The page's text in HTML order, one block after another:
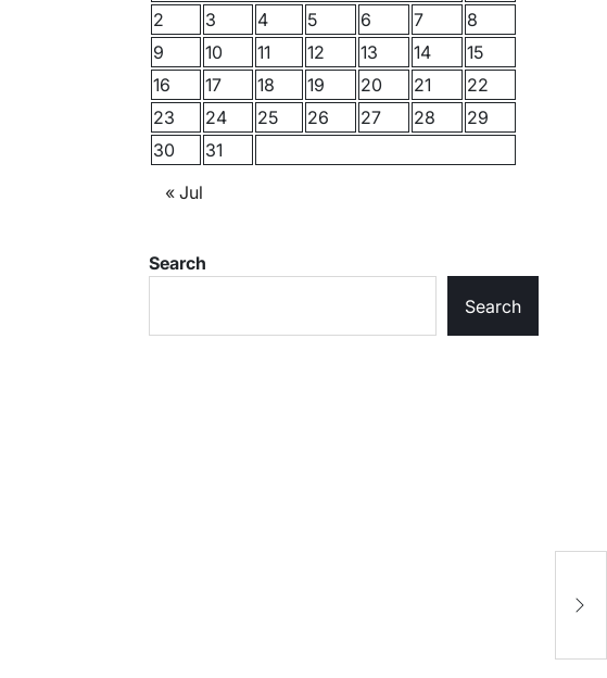
2
3 4 5 6 7
8
9
10 11 12 13 14
15
16
17 18 19 20 21
22
23
24 25 26 27 28
29
30
31
« Jul
Search
Search